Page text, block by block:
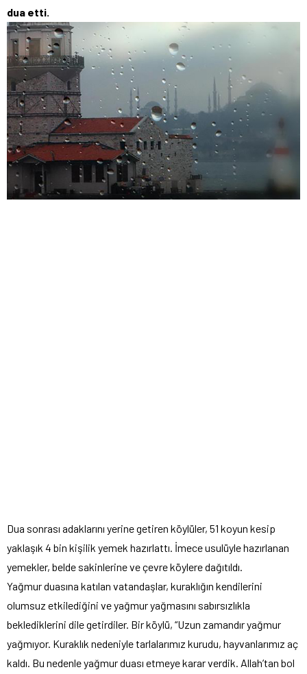
dua etti.
Dua sonrası adaklarını yerine getiren köylüler, 51 koyun kesip
yaklaşık 4 bin kişilik yemek hazırlattı. İmece usulüyle hazırlanan
yemekler, belde sakinlerine ve çevre köylere dağıtıldı.
Yağmur duasına katılan vatandaşlar, kuraklığın kendilerini
olumsuz etkilediğini ve yağmur yağmasını sabırsızlıkla
beklediklerini dile getirdiler. Bir köylü, “Uzun zamandır yağmur
yağmıyor. Kuraklık nedeniyle tarlalarımız kurudu, hayvanlarımız aç
kaldı. Bu nedenle yağmur duası etmeye karar verdik. Allah’tan bol